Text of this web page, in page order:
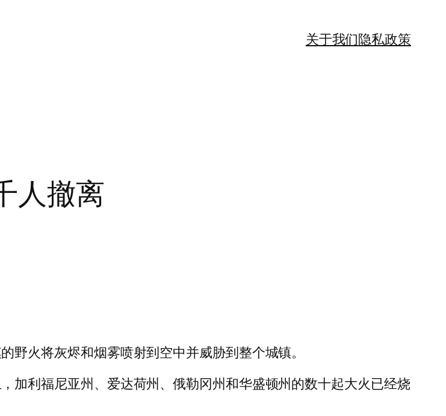
关于我们隐私政策
人撤离
火将灰烬和烟雾喷射到空中并威胁到整个城镇。
加利福尼亚州、爱达荷州、俄勒冈州和华盛顿州的数十起大火已经烧